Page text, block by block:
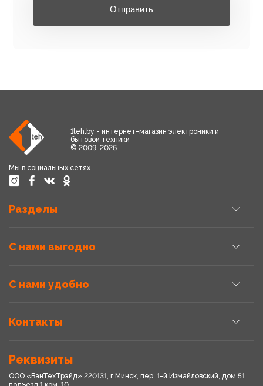
Отправить
1teh.by - интернет-магазин электроники и
бытовой техники
© 2009-2026
Мы в социальных сетях
Разделы
С нами выгодно
С нами удобно
Контакты
Реквизиты
ООО «ВанТехТрэйд» 220131, г.Минск, пер. 1-й Измайловский, дом 51